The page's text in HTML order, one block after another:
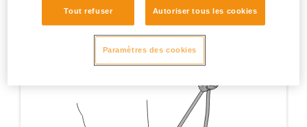
Tout refuser Autoriser tous les cookies
Paramètres des cookies